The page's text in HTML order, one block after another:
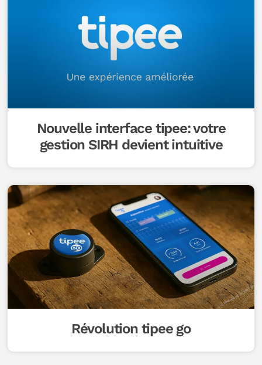
Nouvelle interface tipee: votre
gestion SIRH devient intuitive
Révolution tipee go